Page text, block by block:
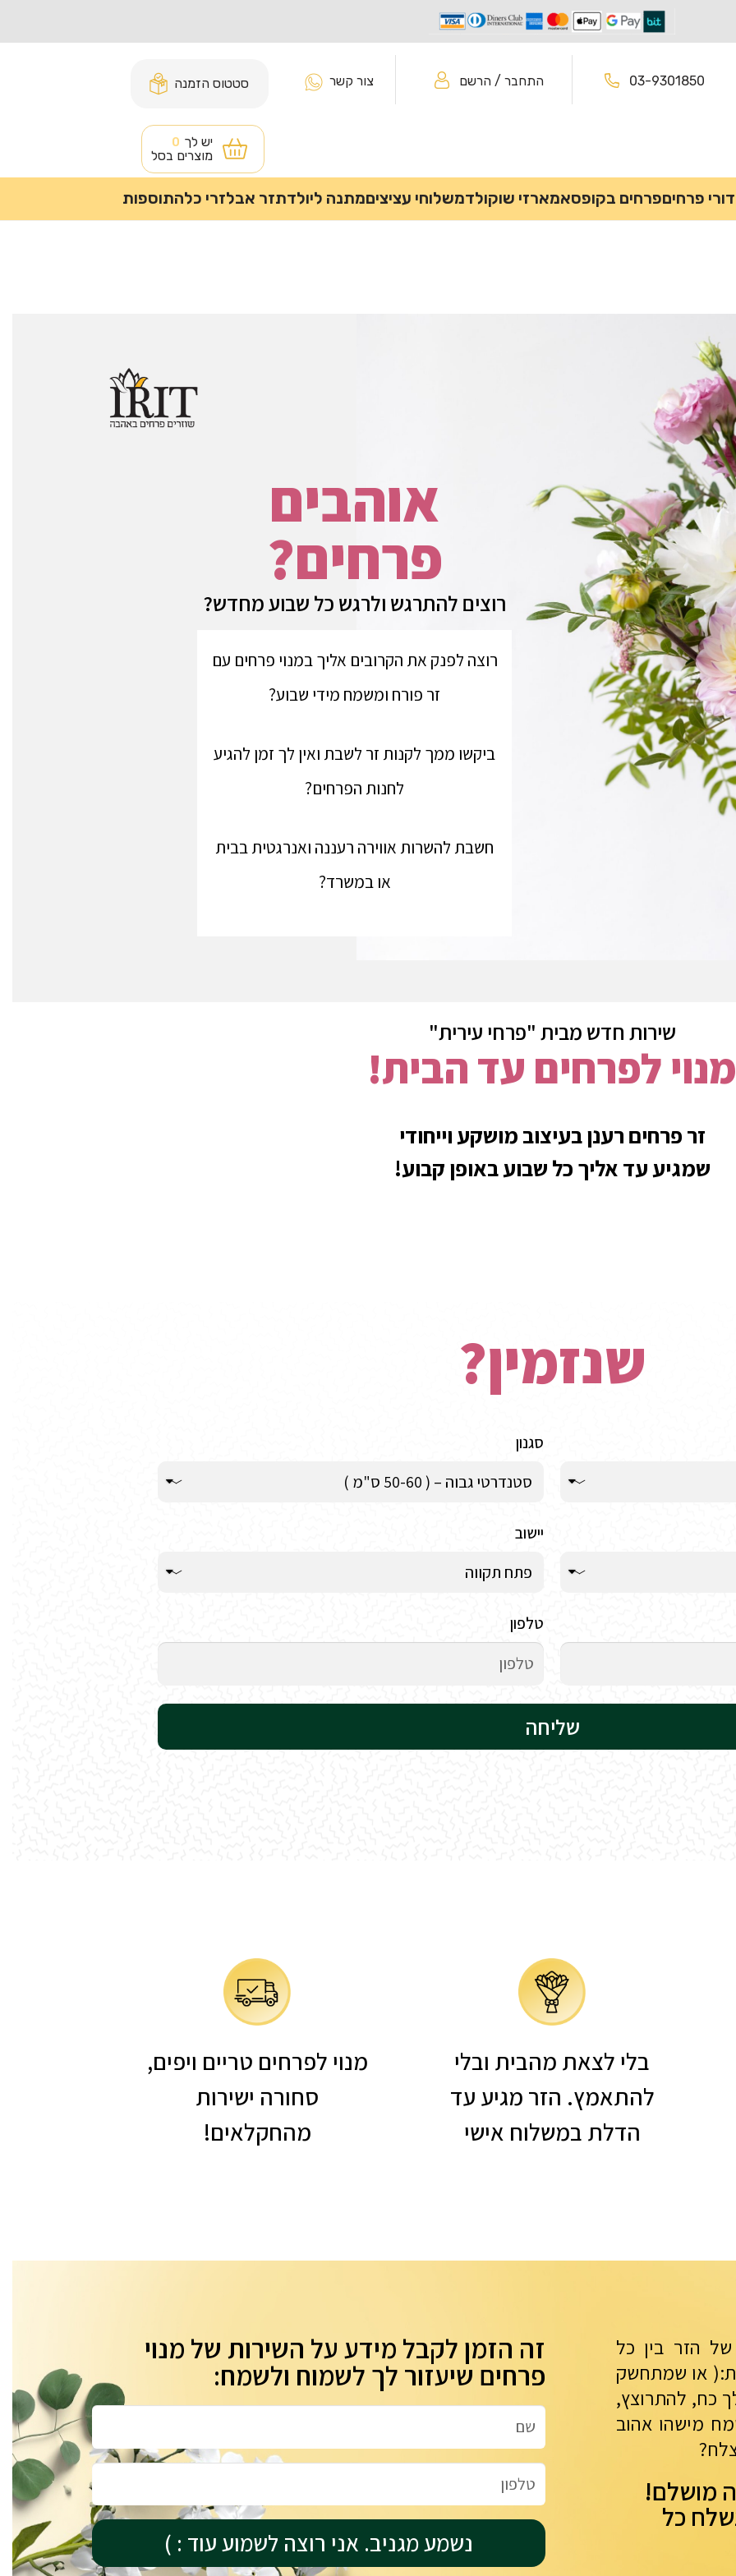
03-9301850 התחבר / הרשם צור קשר סטטוס הזמנה
יש לך 0
מוצרים בסל
פרחיםפרחים בקופסאמארזי שוקולדמשלוחי עציציםמתנה ליולדתזר אבלזרי כלהתוספות
אוהבים
פרחים?
רוצים להתרגש ולרגש כל שבוע מחדש?
רוצה לפנק את הקרובים אליך במנוי פרחים עם
זר פורח ומשמח מידי שבוע?
ביקשו ממך לקנות זר לשבת ואין לך זמן להגיע
לחנות הפרחים?
חשבת להשרות אווירה רעננה ואנרגטית בבית
או במשרד?
שירות חדש מבית "פרחי עירית"
מנוי לפרחים עד הבית!
זר פרחים רענן בעיצוב מושקע וייחודי
שמגיע עד אליך כל שבוע באופן קבוע!
שנזמין?
סגנון
יישוב
טלפון
שליחה
בלי לצאת מהבית ובלי
להתאמץ. הזר מגיע עד
הדלת במשלוח אישי
מנוי לפרחים טריים ויפים,
סחורה ישירות
מהחקלאים!
הזר בין כל
או שמתחשק
כח, להתרוצץ,
מישהו אהוב
מושלם!
כל
זה הזמן לקבל מידע על השירות של מנוי
פרחים שיעזור לך לשמוח ולשמח:
נשמע מגניב. אני רוצה לשמוע עוד : )